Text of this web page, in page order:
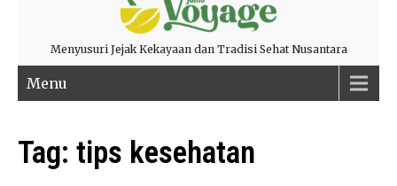
Menyusuri Jejak Kekayaan dan Tradisi Sehat Nusantara
Menu
Tag: tips kesehatan